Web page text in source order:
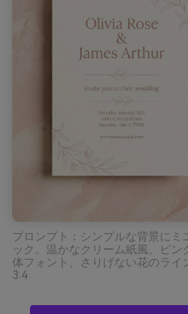
プロンプト：シンプルな背景にミ
ック。温かなクリーム紙風、ピ
体フォント、さりげない花のラ
3:4